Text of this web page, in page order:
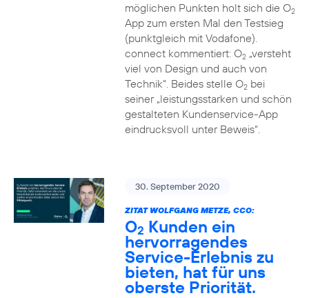
möglichen Punkten holt sich die O2
App zum ersten Mal den Testsieg
(punktgleich mit Vodafone).
connect kommentiert: O2„versteht
viel von Design und auch von
Technik“. Beides stelle O2bei
seiner „leistungsstarken und schön
gestalteten Kundenservice-App
eindrucksvoll unter Beweis“.
30. September 2020
ZITAT WOLFGANG METZE, CCO:
O2 Kunden ein
hervorragendes
Service-Erlebnis zu
bieten, hat für uns
oberste Priorität.